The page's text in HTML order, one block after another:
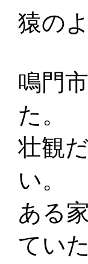
猿の
鳴門
た。
壮観
い。
ある
てい